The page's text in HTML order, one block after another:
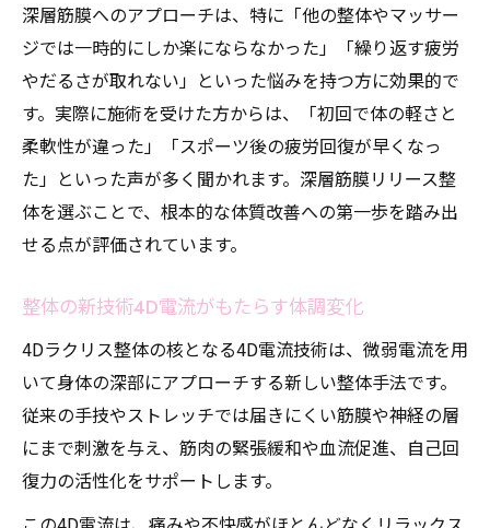
深層筋膜へのアプローチは、特に「他の整体やマッサー
ジでは一時的にしか楽にならなかった」「繰り返す疲労
やだるさが取れない」といった悩みを持つ方に効果的で
す。実際に施術を受けた方からは、「初回で体の軽さと
柔軟性が違った」「スポーツ後の疲労回復が早くなっ
た」といった声が多く聞かれます。深層筋膜リリース整
体を選ぶことで、根本的な体質改善への第一歩を踏み出
せる点が評価されています。
整体の新技術4D電流がもたらす体調変化
4Dラクリス整体の核となる4D電流技術は、微弱電流を用
いて身体の深部にアプローチする新しい整体手法です。
従来の手技やストレッチでは届きにくい筋膜や神経の層
にまで刺激を与え、筋肉の緊張緩和や血流促進、自己回
復力の活性化をサポートします。